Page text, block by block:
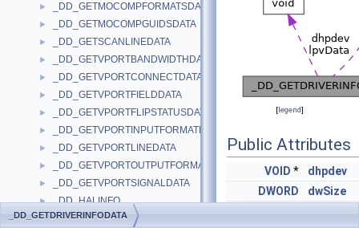
► _DD_GETMOCOMPFORMATSDATA
► _DD_GETMOCOMPGUIDSDATA
► _DD_GETSCANLINEDATA
► _DD_GETVPORTBANDWIDTHDATA
► _DD_GETVPORTCONNECTDATA
► _DD_GETVPORTFIELDDATA
► _DD_GETVPORTFLIPSTATUSDATA
► _DD_GETVPORTINPUTFORMATDATA
► _DD_GETVPORTLINEDATA
► _DD_GETVPORTOUTPUTFORMATDATA
► _DD_GETVPORTSIGNALDATA
► _DD_HALINFO
► _DD_HALINFO_V4
[legend]
Public Attributes
VOID *
dhpdev
DWORD
dwSize
_DD_GETDRIVERINFODATA